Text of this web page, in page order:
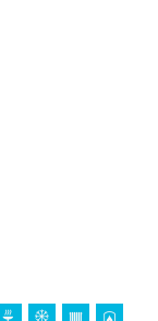
de 10 kilomètres